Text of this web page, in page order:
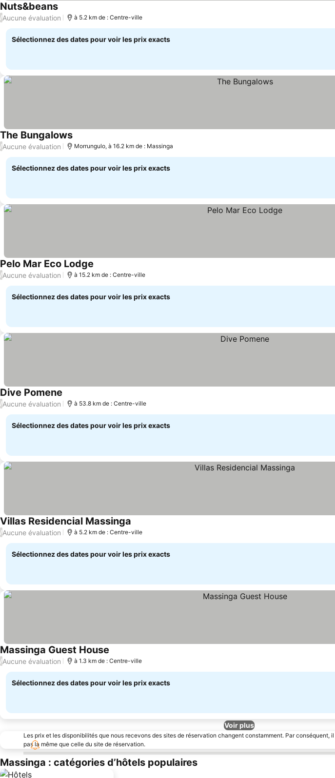
Nuts&beansConsulter les prix
/Aucune évaluation à 5.2 km de : Centre-ville
Sélectionnez des dates pour voir les prix exacts
The BungalowsConsulter les prix
/Aucune évaluation Morrungulo, à 16.2 km de : Massinga
Sélectionnez des dates pour voir les prix exacts
Pelo Mar Eco Lodge
/Aucune évaluation à 15.2 km de : Centre-ville
Sélectionnez des dates pour voir les prix exacts
Dive Pomene Consulter les prix
/Aucune évaluation à 53.8 km de : Centre-ville
Sélectionnez des dates pour voir les prix exacts
Villas Residencial Massinga
/Aucune évaluation à 5.2 km de : Centre-ville
Sélectionnez des dates pour voir les prix exacts
Massinga Guest House
/Aucune évaluation à 1.3 km de : Centre-ville
Sélectionnez des dates pour voir les prix exacts
Voir plus
Les prix et les disponibilités que nous recevons des sites de réservation changent constamment. Par conséquent,
pas la même que celle du site de réservation.
Massinga : catégories d’hôtels populaires